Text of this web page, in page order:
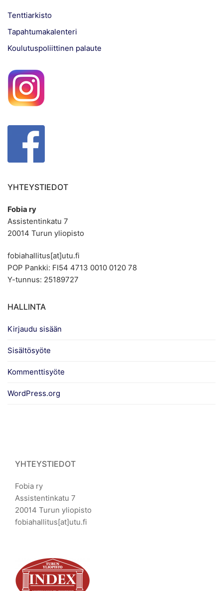
Tenttiarkisto
Tapahtumakalenteri
Koulutuspoliittinen palaute
YHTEYSTIEDOT
Fobia ry
Assistentinkatu 7
20014 Turun yliopisto
fobiahallitus[at]utu.fi
POP Pankki: FI54 4713 0010 0120 78
Y-tunnus: 25189727
HALLINTA
Kirjaudu sisään
Sisältösyöte
Kommenttisyöte
WordPress.org
YHTEYSTIEDOT
Fobia ry
Assistentinkatu 7
20014 Turun yliopisto
fobiahallitus[at]utu.fi